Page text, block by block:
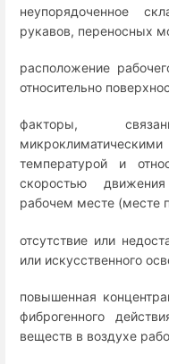
неупорядоченное
рукавов, переносных
расположение
относительно
факторы,
температурой и
скоростью
рабочем месте (месте
отсутствие или
или искусственного
повышенная
фиброгенного
веществ в воздухе